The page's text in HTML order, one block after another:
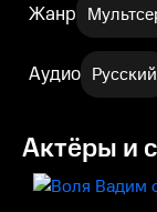
Жанр
Аудио Русский
Актёры и